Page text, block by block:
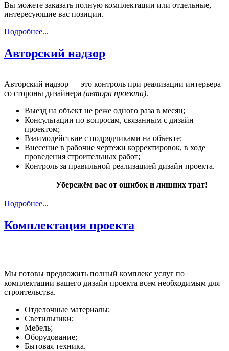
Вы можете заказать полную комплектации или отдельные,
интересующие вас позиции.
Подробнее...
Авторский надзор
Авторский надзор — это контроль при реализации интерьера
со стороны дизайнера (автора проекта).
Выезд на объект не реже одного раза в месяц;
Консультации по вопросам, связанным с дизайн
проектом;
Взаимодействие с подрядчиками на объекте;
Внесение в рабочие чертежи корректировок, в ходе
проведения строительных работ;
Контроль за правильной реализацией дизайн проекта.
Убережём вас от ошибок и лишних трат!
Подробнее...
Комплектация проекта
Мы готовы предложить полный комплекс услуг по
комплектации вашего дизайн проекта всем необходимым для
строительства.
Отделочные материалы;
Светильники;
Мебель;
Оборудование;
Бытовая техника.